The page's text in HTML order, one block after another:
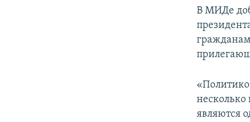
В МИДе
являются